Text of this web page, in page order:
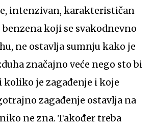
intenzivan, karakterističan
koji se svakodnevno
ne ostavlja sumnju kako je
značajno veće nego sto bi
koliko je zagađenje i koje
zagađenje ostavlja na
ne zna. Također treba